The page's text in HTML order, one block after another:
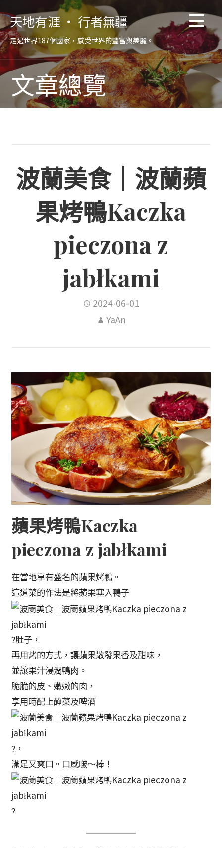
至
主
要
內
容
天地有涯 ‧ 行者無疆
走過世界187個國家，感受世界的豐富與美麗。
文章總覽
波蘭美食｜波蘭蘋
果烤鴨Kaczka
pieczona z
jabłkami
2024-06-01
YaAn
蘋果烤鴨Kaczka
pieczona z jabłkami
在當地享有盛名的蘋果烤鴨。
這道菜的作法是將蘋果塞入鴨子
?肚子，
再用烤的方式，讓蘋果散發果香及甜味，
並讓果汁浸潤鴨肉。
脆脆的皮、嫩嫩的肉，
享用時配上醃菜及啤酒
?，
滿足又爽口。口感啵～棒！
?